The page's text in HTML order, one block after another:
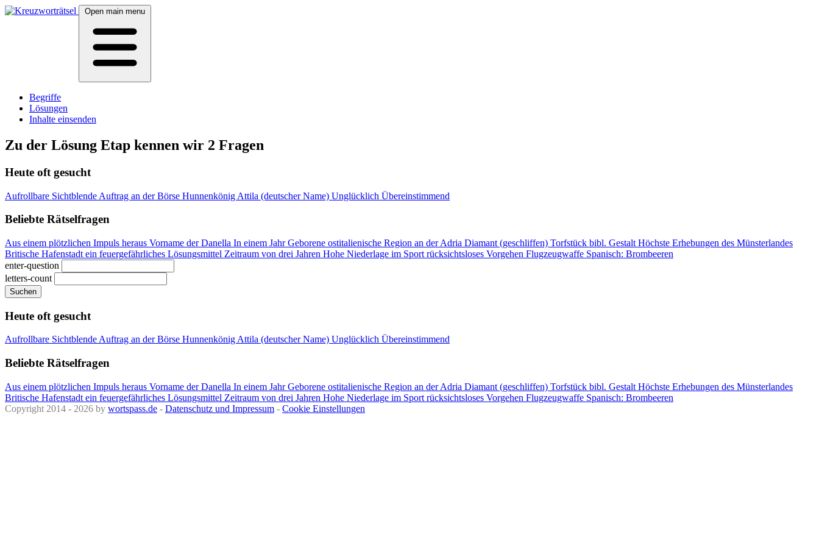
Open main menu
Begriffe
Lösungen
Inhalte einsenden
Zu der Lösung Etap kennen wir 2 Fragen
Heute oft gesucht
Aufrollbare Sichtblende Auftrag an der Börse Hunnenkönig Attila (deutscher Name) Unglücklich Übereinstimmend
Beliebte Rätselfragen
Aus einem plötzlichen Impuls heraus Vorname der Danella In einem Jahr Geborene ostitalienische Region an der Adria Diamant (geschliffen) Torfstück bibl. Gestalt Höchste Erhebungen des Münsterlandes
Britische Hafenstadt ein feuergefährliches Lösungsmittel Zeitraum von drei Jahren Hohe Niederlage im Sport rücksichtsloses Vorgehen Flugzeugwaffe Spanisch: Brombeeren
enter-question
letters-count
Suchen
Heute oft gesucht
Aufrollbare SichtblendeAuftrag an der Börse Hunnenkönig Attila (deutscher Name) Unglücklich Übereinstimmend
Beliebte Rätselfragen
Aus einem plötzlichen Impuls heraus Vorname der Danella In einem Jahr Geborene ostitalienische Region an der Adria Diamant (geschliffen) Torfstück bibl. Gestalt Höchste Erhebungen des Münsterlandes
Britische Hafenstadt ein feuergefährliches Lösungsmittel Zeitraum von drei Jahren Hohe Niederlage im Sport rücksichtsloses Vorgehen Flugzeugwaffe Spanisch: Brombeeren
Copyright 2014 - 2026 by wortspass.de - Datenschutz und Impressum - Cookie Einstellungen